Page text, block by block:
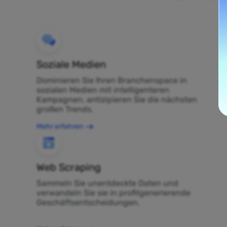
Soziale Medien
Dominieren Sie Ihren Branchenspace in
sozialen Medien mit intelligenteren
Kampagnen, antizipieren Sie die nächsten
großen Trends.
Mehr erfahren
Web Scraping
Sammeln Sie unentdeckte Daten und
verwandeln Sie sie in profitgenerierende
Geschäftsentscheidungen.